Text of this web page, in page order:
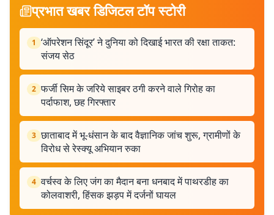
प्रभात खबर डिजिटल टॉप स्टोरी
1 ‘ऑपरेशन सिंदूर’ ने दुनिया को दिखाई भारत की रक्षा ताकत:
संजय सेठ
2 फर्जी सिम के जरिये साइबर ठगी करने वाले गिरोह का
पर्दाफाश, छह गिरफ्तार
3 छाताबाद में भू-धंसान के बाद वैज्ञानिक जांच शुरू, ग्रामीणों के
विरोध से रेस्क्यू अभियान रुका
4 वर्चस्व के लिए जंग का मैदान बना धनबाद में पाथरडीह का
कोलवाशरी, हिंसक झड़प में दर्जनों घायल